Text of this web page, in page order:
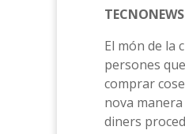
El món de la
persones
comprar
nova
diners